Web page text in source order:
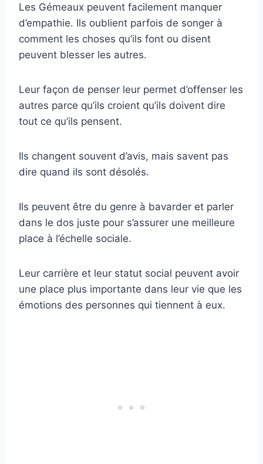
Les Gémeaux peuvent facilement manquer
d’empathie. Ils oublient parfois de songer à
comment les choses qu’ils font ou disent
peuvent blesser les autres.
Leur façon de penser leur permet d’offenser les
autres parce qu’ils croient qu’ils doivent dire
tout ce qu’ils pensent.
Ils changent souvent d’avis, mais savent pas
dire quand ils sont désolés.
Ils peuvent être du genre à bavarder et parler
dans le dos juste pour s’assurer une meilleure
place à l’échelle sociale.
Leur carrière et leur statut social peuvent avoir
une place plus importante dans leur vie que les
émotions des personnes qui tiennent à eux.